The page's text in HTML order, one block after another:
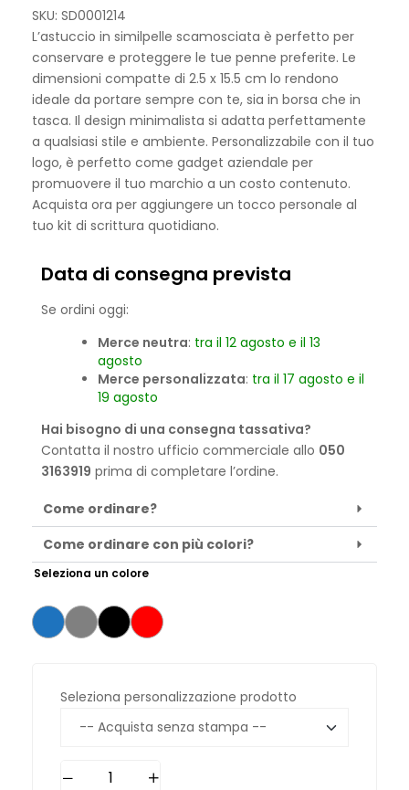
SKU: SD0001214
L’astuccio in similpelle scamosciata è perfetto per
conservare e proteggere le tue penne preferite. Le
dimensioni compatte di 2.5 x 15.5 cm lo rendono
ideale da portare sempre con te, sia in borsa che in
tasca. Il design minimalista si adatta perfettamente
a qualsiasi stile e ambiente. Personalizzabile con il tuo
logo, è perfetto come gadget aziendale per
promuovere il tuo marchio a un costo contenuto.
Acquista ora per aggiungere un tocco personale al
tuo kit di scrittura quotidiano.
Data di consegna prevista
Se ordini oggi:
Merce neutra: tra il 12 agosto e il 13
agosto
Merce personalizzata: tra il 17 agosto e il
19 agosto
Hai bisogno di una consegna tassativa?
Contatta il nostro ufficio commerciale allo 050
3163919 prima di completare l’ordine.
Come ordinare?
Come ordinare con più colori?
Seleziona un colore
Seleziona personalizzazione prodotto